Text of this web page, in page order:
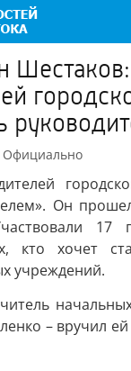
Официально
Он
17
кто хочет
учреждений.
– вручил